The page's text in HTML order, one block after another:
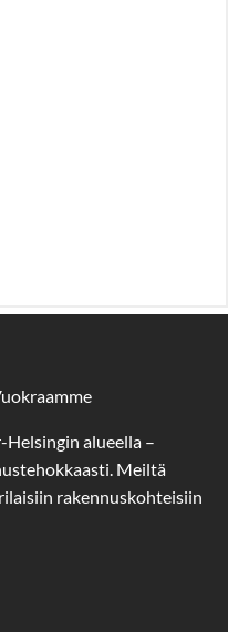
alueella –
Meiltä
rakennuskohteisiin